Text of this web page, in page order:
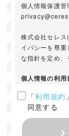
個人情報保護管
株式会社セレ
イバシーを尊
な指針を定め、
個人情報の利用
ご提供いただ
たします。
・お問い合わ
「利用規約
同意する